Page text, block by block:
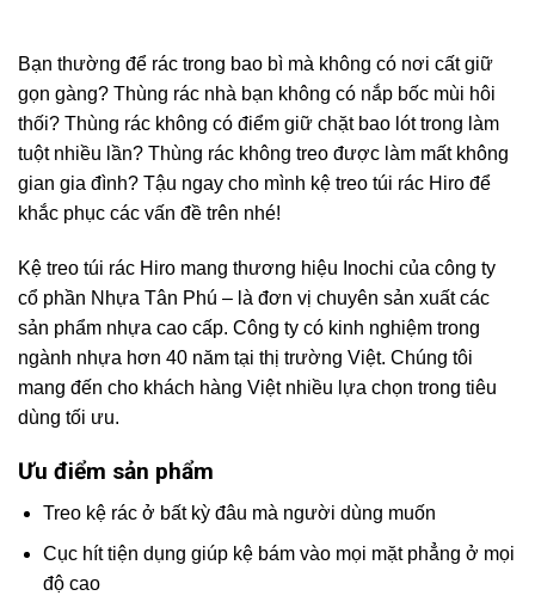
Bạn thường để rác trong bao bì mà không có nơi cất giữ
gọn gàng? Thùng rác nhà bạn không có nắp bốc mùi hôi
thối? Thùng rác không có điểm giữ chặt bao lót trong làm
tuột nhiều lần? Thùng rác không treo được làm mất không
gian gia đình? Tậu ngay cho mình kệ treo túi rác Hiro để
khắc phục các vấn đề trên nhé!
Kệ treo túi rác Hiro mang thương hiệu Inochi của công ty
cổ phần Nhựa Tân Phú – là đơn vị chuyên sản xuất các
sản phẩm nhựa cao cấp. Công ty có kinh nghiệm trong
ngành nhựa hơn 40 năm tại thị trường Việt. Chúng tôi
mang đến cho khách hàng Việt nhiều lựa chọn trong tiêu
dùng tối ưu.
Ưu điểm sản phẩm
Treo kệ rác ở bất kỳ đâu mà người dùng muốn
Cục hít tiện dụng giúp kệ bám vào mọi mặt phẳng ở mọi
độ cao